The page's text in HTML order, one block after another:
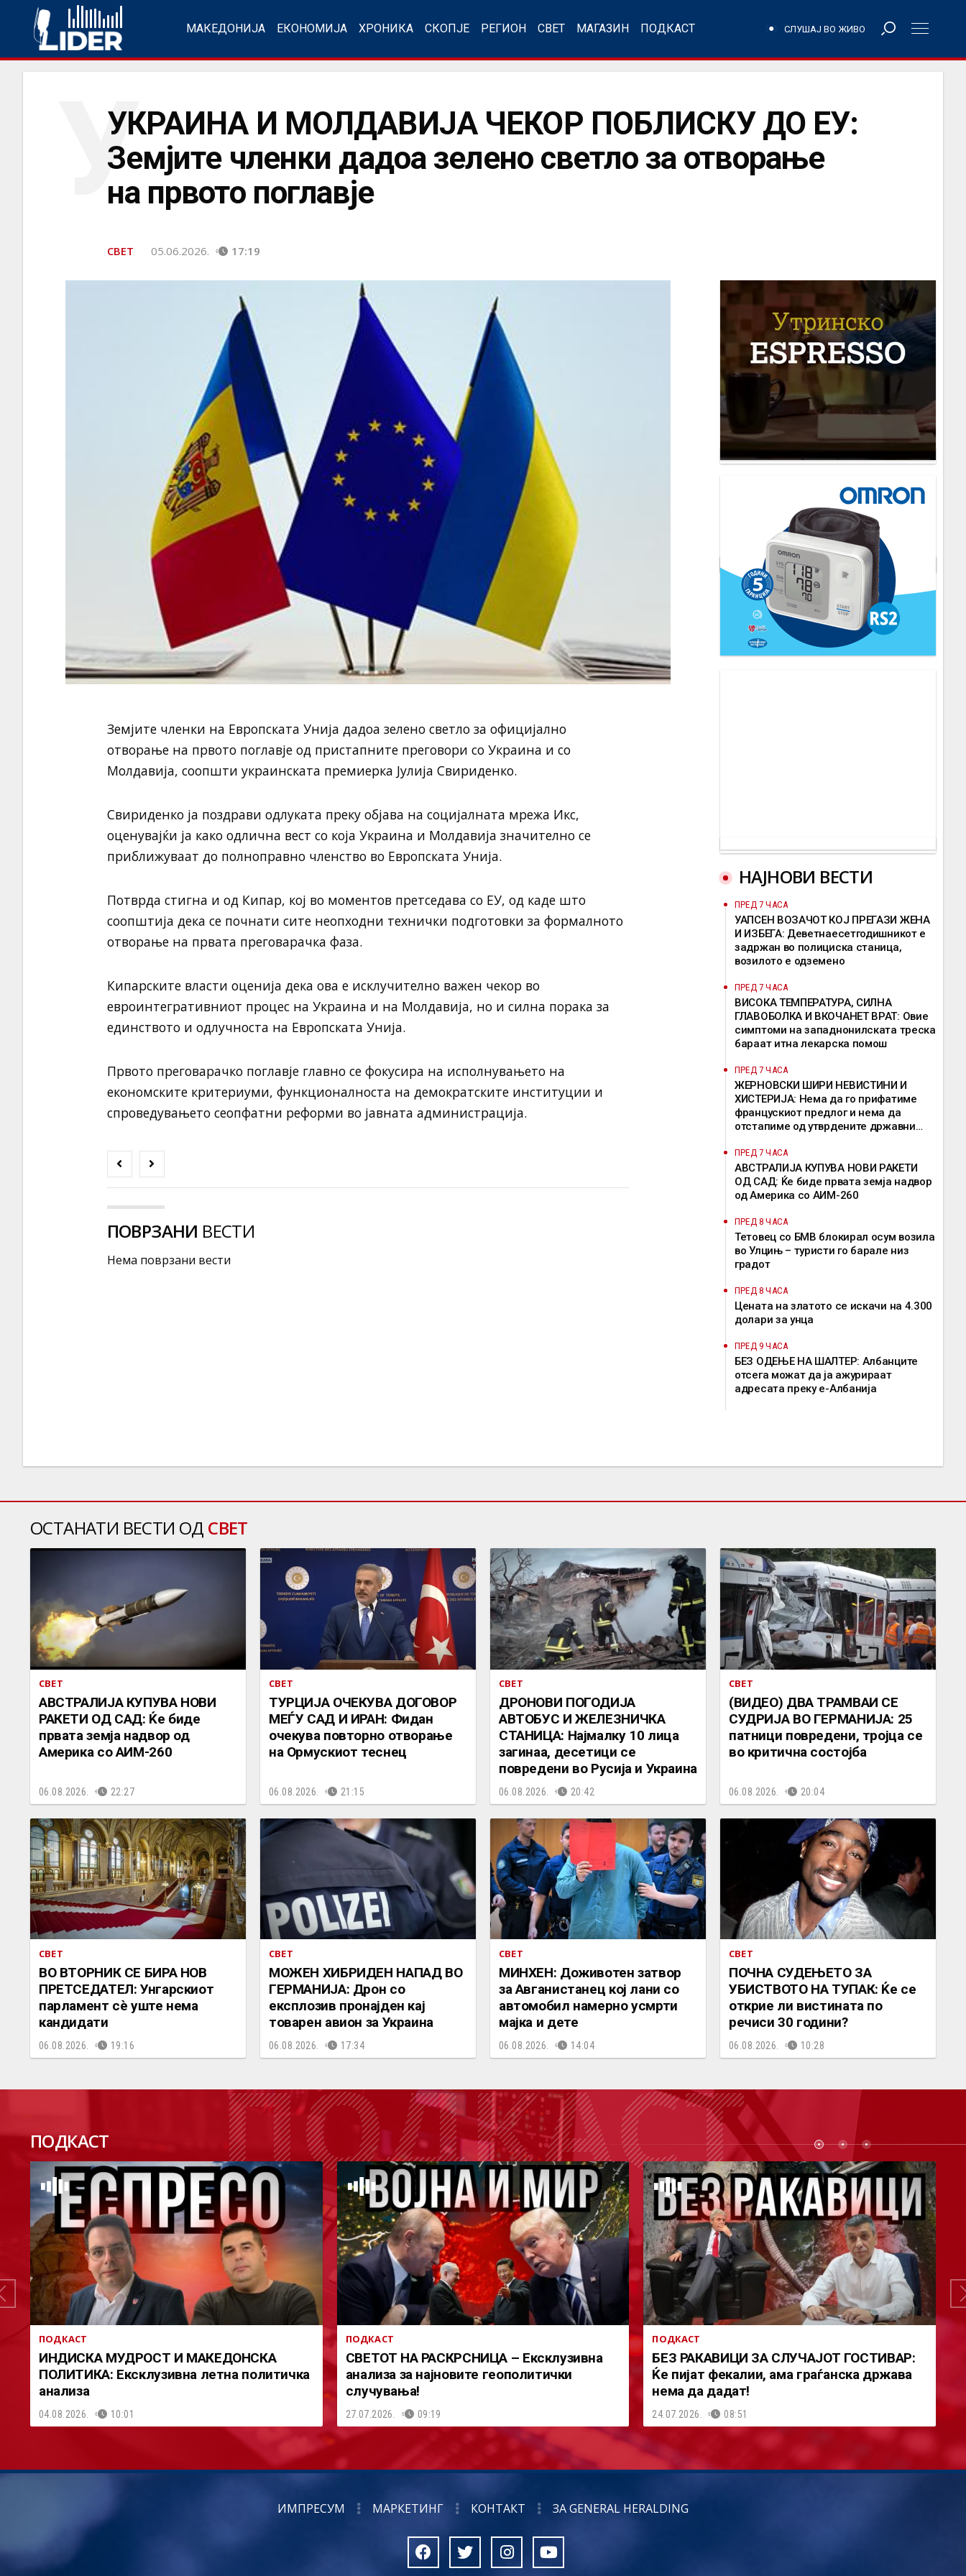
МАКЕДОНИЈА ЕКОНОМИЈА ХРОНИКА СКОПЈЕ РЕГИОН СВЕТ МАГАЗИН ПОДКАСТ СЛУШАЈ ВО ЖИВО
УКРАИНА И МОЛДАВИЈА ЧЕКОР ПОБЛИСКУ ДО ЕУ:
Земјите членки дадоа зелено светло за отворање
на првото поглавје
У
СВЕТ 05.06.2026. 17:19
Земјите членки на Европската Унија дадоа зелено светло за официјално
отворање на првото поглавје од пристапните преговори со Украина и со
Молдавија, соопшти украинската премиерка Јулија Свириденко.
Свириденко ја поздрави одлуката преку објава на социјалната мрежа Икс,
оценувајќи ја како одлична вест со која Украина и Молдавија значително се
приближуваат до полноправно членство во Европската Унија.
Потврда стигна и од Кипар, кој во моментов претседава со ЕУ, од каде што
соопштија дека се почнати сите неопходни технички подготовки за формалното
отворање на првата преговарачка фаза.
Кипарските власти оценија дека ова е исклучително важен чекор во
евроинтегративниот процес на Украина и на Молдавија, но и силна порака за
единството и одлучноста на Европската Унија.
Првото преговарачко поглавје главно се фокусира на исполнувањето на
економските критериуми, функционалноста на демократските институции и
спроведувањето сеопфатни реформи во јавната администрација.
ПОВРЗАНИ ВЕСТИ
Нема поврзани вести
НАЈНОВИ ВЕСТИ
ПРЕД 7 ЧАСА
УАПСЕН ВОЗАЧОТ КОЈ ПРЕГАЗИ ЖЕНА
И ИЗБЕГА: Деветнаесетгодишникот е
задржан во полициска станица,
возилото е одземено
ПРЕД 7 ЧАСА
ВИСОКА ТЕМПЕРАТУРА, СИЛНА
ГЛАВОБОЛКА И ВКОЧАНЕТ ВРАТ: Овие
симптоми на западнонилската треска
бараат итна лекарска помош
ПРЕД 7 ЧАСА
ЖЕРНОВСКИ ШИРИ НЕВИСТИНИ И
ХИСТЕРИЈА: Нема да го прифатиме
францускиот предлог и нема да
отстапиме од утврдените државни
ПРЕД 7 ЧАСА
АВСТРАЛИЈА КУПУВА НОВИ РАКЕТИ
ОД САД: Ќе биде првата земја надвор
од Америка со АИМ-260
ПРЕД 8 ЧАСА
Тетовец со БМВ блокирал осум возила
во Улцињ – туристи го барале низ
градот
ПРЕД 8 ЧАСА
Цената на златото се искачи на 4.300
долари за унца
ПРЕД 9 ЧАСА
БЕЗ ОДЕЊЕ НА ШАЛТЕР: Албанците
отсега можат да ја ажурираат
адресата преку е-Албанија
ОСТАНАТИ ВЕСТИ ОД СВЕТ
СВЕТ
АВСТРАЛИЈА КУПУВА НОВИ
РАКЕТИ ОД САД: Ќе биде
првата земја надвор од
Америка со АИМ-260
06.08.2026. 22:27
СВЕТ
ТУРЦИЈА ОЧЕКУВА ДОГОВОР
МЕЃУ САД И ИРАН: Фидан
очекува повторно отворање
на Ормускиот теснец
06.08.2026. 21:15
СВЕТ
ДРОНОВИ ПОГОДИЈА
АВТОБУС И ЖЕЛЕЗНИЧКА
СТАНИЦА: Најмалку 10 лица
загинаа, десетици се
повредени во Русија и Украина
06.08.2026. 20:42
СВЕТ
(ВИДЕО) ДВА ТРАМВАИ СЕ
СУДРИЈА ВО ГЕРМАНИЈА: 25
патници повредени, тројца се
во критична состојба
06.08.2026. 20:04
СВЕТ
ВО ВТОРНИК СЕ БИРА НОВ
ПРЕТСЕДАТЕЛ: Унгарскиот
парламент сè уште нема
кандидати
06.08.2026. 19:16
СВЕТ
МОЖЕН ХИБРИДЕН НАПАД ВО
ГЕРМАНИЈА: Дрон со
експлозив пронајден кај
товарен авион за Украина
06.08.2026. 17:34
СВЕТ
МИНХЕН: Доживотен затвор
за Авганистанец кој лани со
автомобил намерно усмрти
мајка и дете
06.08.2026. 14:04
СВЕТ
ПОЧНА СУДЕЊЕТО ЗА
УБИСТВОТО НА ТУПАК: Ќе се
открие ли вистината по
речиси 30 години?
06.08.2026. 10:28
ПОДКАСТ ПОДКАСТ
ПОДКАСТ
ИНДИСКА МУДРОСТ И МАКЕДОНСКА
ПОЛИТИКА: Ексклузивна летна политичка
анализа
04.08.2026. 10:01
ПОДКАСТ
СВЕТОТ НА РАСКРСНИЦА – Ексклузивна
анализа за најновите геополитички
случувања!
27.07.2026. 09:19
ПОДКАСТ
БЕЗ РАКАВИЦИ ЗА СЛУЧАЈОТ ГОСТИВАР:
Ќе пијат фекалии, ама граѓанска држава
нема да дадат!
24.07.2026. 08:51
ИМПРЕСУМ МАРКЕТИНГ КОНТАКТ ЗА GENERAL HERALDING